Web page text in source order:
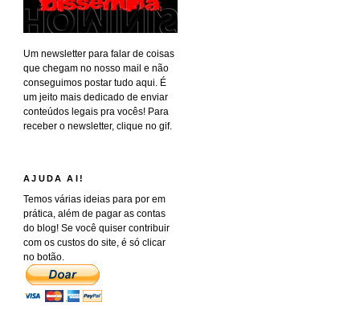
Um newsletter para falar de coisas
que chegam no nosso mail e não
conseguimos postar tudo aqui. É
um jeito mais dedicado de enviar
conteúdos legais pra vocês! Para
receber o newsletter, clique no gif.
AJUDA AI!
Temos várias ideias para por em
prática, além de pagar as contas
do blog! Se você quiser contribuir
com os custos do site, é só clicar
no botão.